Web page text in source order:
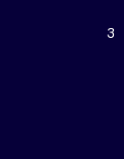
3